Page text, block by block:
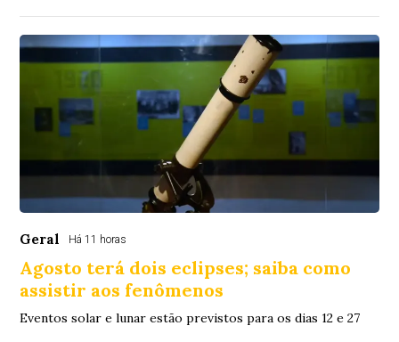
Geral Há 11 horas
Agosto terá dois eclipses; saiba como
assistir aos fenômenos
Eventos solar e lunar estão previstos para os dias 12 e 27